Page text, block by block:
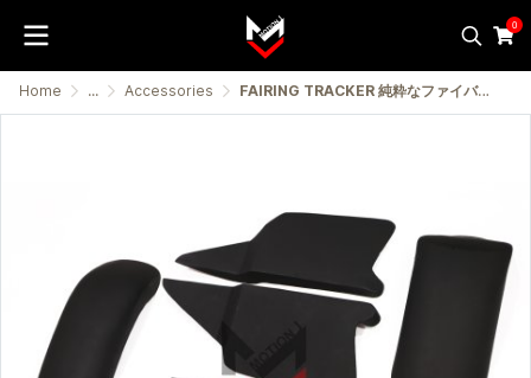
0
Home ... Accessories FAIRING TRACKER 純粋なファイバーグラス